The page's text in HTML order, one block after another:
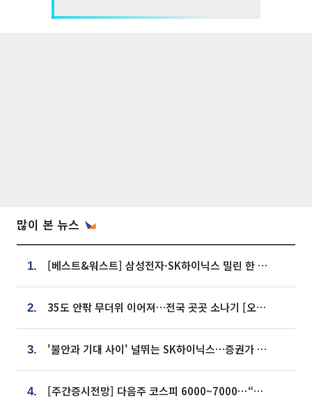
많이 본 뉴스
1. [베스트&워스트] 삼성전자·SK하이닉스 밀린 한 주…상상인증권은 85% 급등
2. 35도 안팎 무더위 이어져…전국 곳곳 소나기 [오늘 날씨]
3. '불안과 기대 사이' 널뛰는 SK하이닉스…증권가 "HBM4·LTA 기반 펀터멘털 견고"
4. [주간증시전망] 다음주 코스피 6000~7000⋯“外人 수급은 정책이 변수”